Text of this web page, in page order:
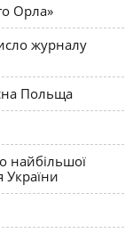
Орла»
журналу
Польща
найбільшої
України